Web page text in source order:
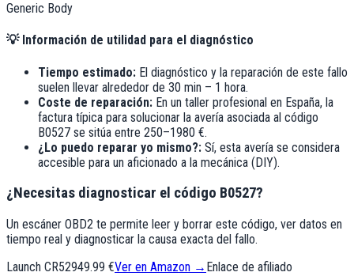
Generic Body
💡Información de utilidad para el diagnóstico
Tiempo estimado: El diagnóstico y la reparación de este fallo
suelen llevar alrededor de 30 min – 1 hora.
Coste de reparación: En un taller profesional en España, la
factura típica para solucionar la avería asociada al código
B0527 se sitúa entre 250–1980 €.
¿Lo puedo reparar yo mismo?: Sí, esta avería se considera
accesible para un aficionado a la mecánica (DIY).
¿Necesitas diagnosticar el código B0527?
Un escáner OBD2 te permite leer y borrar este código, ver datos en
tiempo real y diagnosticar la causa exacta del fallo.
Launch CR52949.99 €Ver en Amazon → Enlace de afiliado